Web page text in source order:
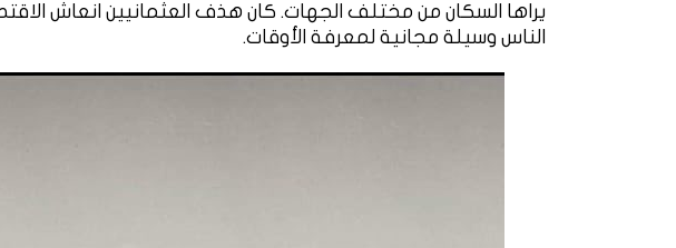
يراها السكان من مختلف الجهات. كان هذف العثمانيين انعاش
الناس وسيلة مجانية لمعرفة الأوقات.